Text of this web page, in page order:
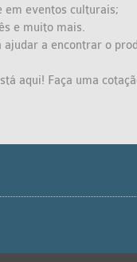
em eventos culturais;
e muito mais.
a encontrar o
aqui! Faça uma